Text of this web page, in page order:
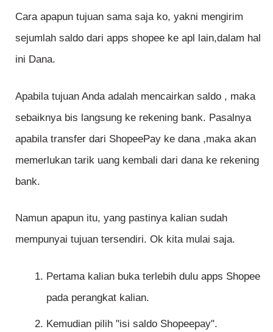
Cara apapun tujuan sama saja ko, yakni mengirim
sejumlah saldo dari apps shopee ke apl lain,dalam hal
ini Dana.
Apabila tujuan Anda adalah mencairkan saldo , maka
sebaiknya bis langsung ke rekening bank. Pasalnya
apabila transfer dari ShopeePay ke dana ,maka akan
memerlukan tarik uang kembali dari dana ke rekening
bank.
Namun apapun itu, yang pastinya kalian sudah
mempunyai tujuan tersendiri. Ok kita mulai saja.
Pertama kalian buka terlebih dulu apps Shopee
pada perangkat kalian.
Kemudian pilih "isi saldo Shopeepay".